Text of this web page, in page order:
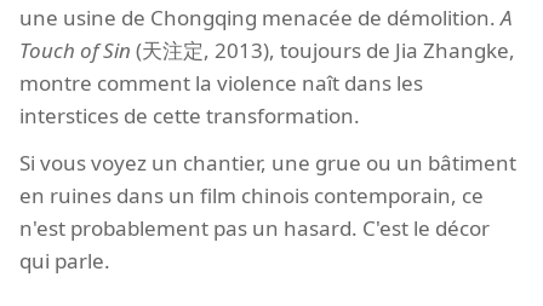
une usine de Chongqing menacée de démolition.A
Touch of Sin (天注定, 2013), toujours de Jia Zhangke,
montre comment la violence naît dans les
interstices de cette transformation.
Si vous voyez un chantier, une grue ou un bâtiment
en ruines dans un film chinois contemporain, ce
n'est probablement pas un hasard. C'est le décor
qui parle.